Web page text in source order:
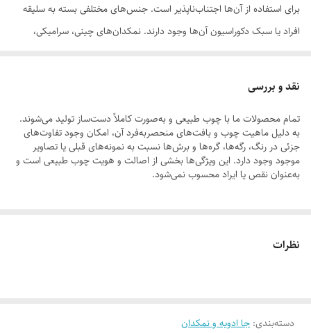
برای استفاده از آن‌ها اجتناب‌ناپذیر است. جنس‌های مختلفی بسته به سلیقه
افراد یا سبک دکوراسیون آن‌ها وجود دارند. نمکدان‌های چینی، سرامیکی،
محبوبیت را در بین خریداران دارد و استفاده از آن ترند شده است مدل نمکدان
چوبی است. اگر میز چوبی دارید می توانید از نمکدان‌های چوبی برای ست
شدن دکورتان بهره ببرید و آن را زیباتر کنید. زمانی که ست نمکدان چوبی را به
کار بگیرید همیشه یک ست کاربردی را در کنار خود دارید و نیازی ندارید تا برای
نقد و بررسی
تمام محصولات ما با چوب طبیعی و به‌صورت کاملاً دست‌ساز تولید می‌شوند.
به دلیل ماهیت چوب و بافت‌های منحصر‌به‌فرد آن، امکان وجود تفاوت‌های
جزئی در رنگ، رگه‌ها، گره‌ها و برش‌ها نسبت به نمونه‌های قبلی یا تصاویر
موجود وجود دارد. این ویژگی‌ها بخشی از اصالت و هویت چوب طبیعی است و
به‌عنوان نقص یا ایراد محسوب نمی‌شود.
سفارش به‌منزله‌ی پذیرش این موارد و آگاهی از ویژگی‌های طبیعی چوب هست
نظرات
دسته‌بندی: جا ادویه و نمکدان